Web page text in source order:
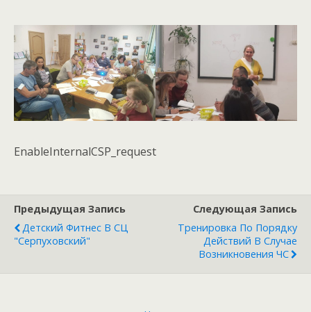
EnableInternalCSP_request
Предыдущая Запись
Детский Фитнес В СЦ
"Серпуховский"
Следующая Запись
Тренировка По Порядку
Действий В Случае
Возникновения ЧС